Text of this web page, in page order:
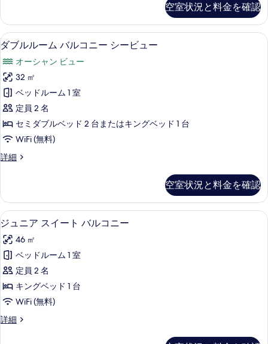
の
す
べ
て
の
写
真
を
示
る
ュ
ー
の
詳
細
ル
ー
ム
バ
ル
コ
ニ
ー
の
す
の
写
真
を
表
示
す
ー
ド
ダ
ブ
ル
ル
ー
ム
バ
ル
コ
ニ
の
空室状況と料金を確認
ダ
ブ
ル
ル
ー
ム
バ
ル
コ
ー
シ
ー
ビ
ュ
ー
の
す
べ
ダブルルーム バルコニー シービュ
2
ダブルルーム バルコニー シービュー
オーシャン ビュー
32 ㎡
ベッドルーム 1 室
定員 2 名
セミダブルベッド 2 台またはキングベッド 1 台
WiFi (無料)
詳細
ダ
ー
ム
バ
コ
ニ
シ
ー
ビ
ュ
ー
空室状況と料金を確認
ジ
ュ
ニ
ア
ス
イ
ー
ト
ミニバー、アイロン / アイロン台、
2
ジュニア スイート バルコニー
46 ㎡
ベッドルーム 1 室
定員 2 名
キングベッド 1 台
WiFi (無料)
詳細
ジ